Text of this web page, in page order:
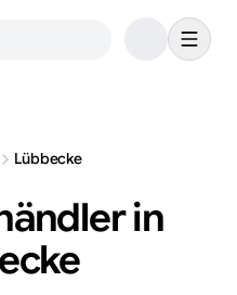
Lübbecke
in